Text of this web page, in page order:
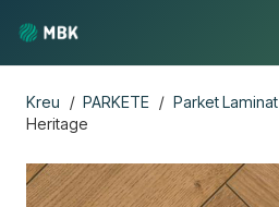
Kreu / PARKETE / Parket Laminat
Heritage